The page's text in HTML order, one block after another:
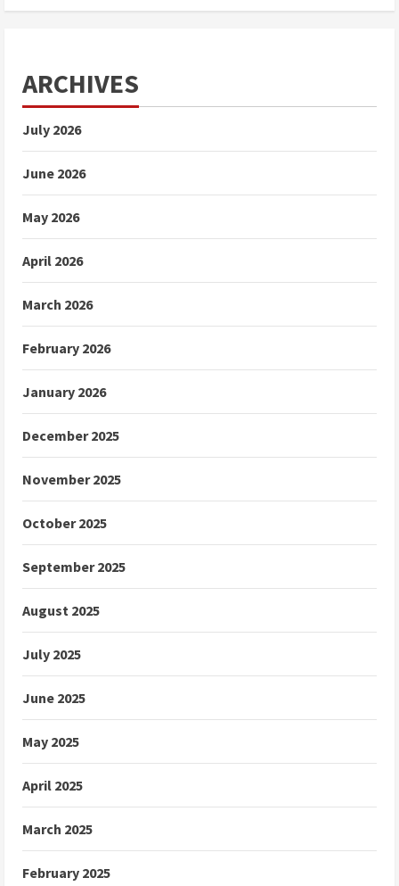
ARCHIVES
July 2026
June 2026
May 2026
April 2026
March 2026
February 2026
January 2026
December 2025
November 2025
October 2025
September 2025
August 2025
July 2025
June 2025
May 2025
April 2025
March 2025
February 2025